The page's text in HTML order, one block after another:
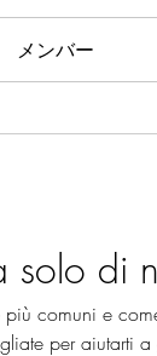
メンバー
solo di
comuni e
per aiutarti